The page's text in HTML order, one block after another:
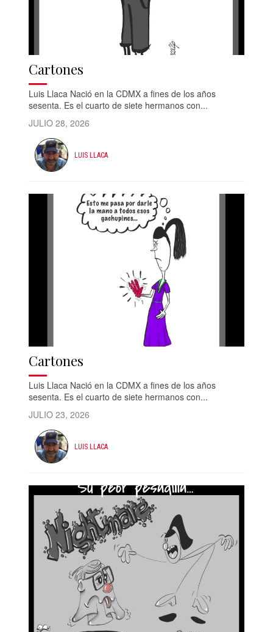
Cartones
Luis Llaca Nació en la CDMX a fines de los años
sesenta. Es el cuarto de siete hermanos con...
JULIO 28, 2026
LUIS LLACA
Cartones
Luis Llaca Nació en la CDMX a fines de los años
sesenta. Es el cuarto de siete hermanos con...
JULIO 23, 2026
LUIS LLACA